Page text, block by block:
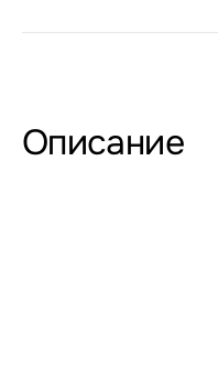
Описание